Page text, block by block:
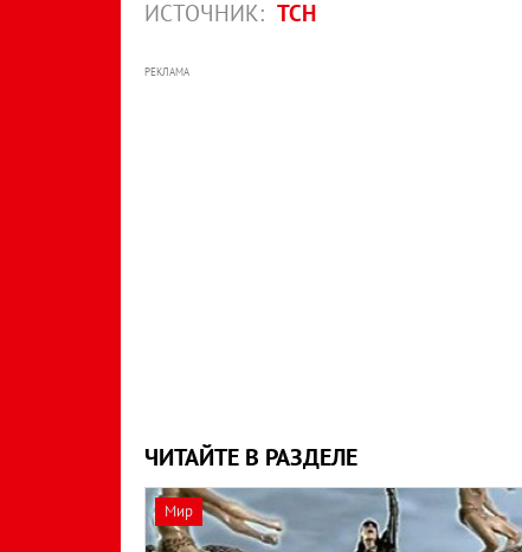
ИСТОЧНИК: ТСН
РЕКЛАМА
ЧИТАЙТЕ В РАЗДЕЛЕ
Мир